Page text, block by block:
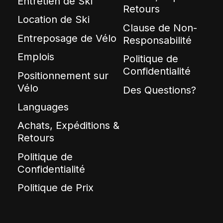
Location de Ski
Entreposage de Vélo
Emplois
Positionnement sur
Vélo
Languages
Achats, Expéditions &
Retours
Politique de
Confidentialité
Politique de Prix
Retours
Clause de Non-
Responsabilité
Politique de
Confidentialité
Des Questions?